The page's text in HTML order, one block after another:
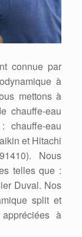
connue par
à
mettons à
chauffe-eau
chauffe-eau
et Hitachi
Nous
telles que :
Duval. Nos
split et
à